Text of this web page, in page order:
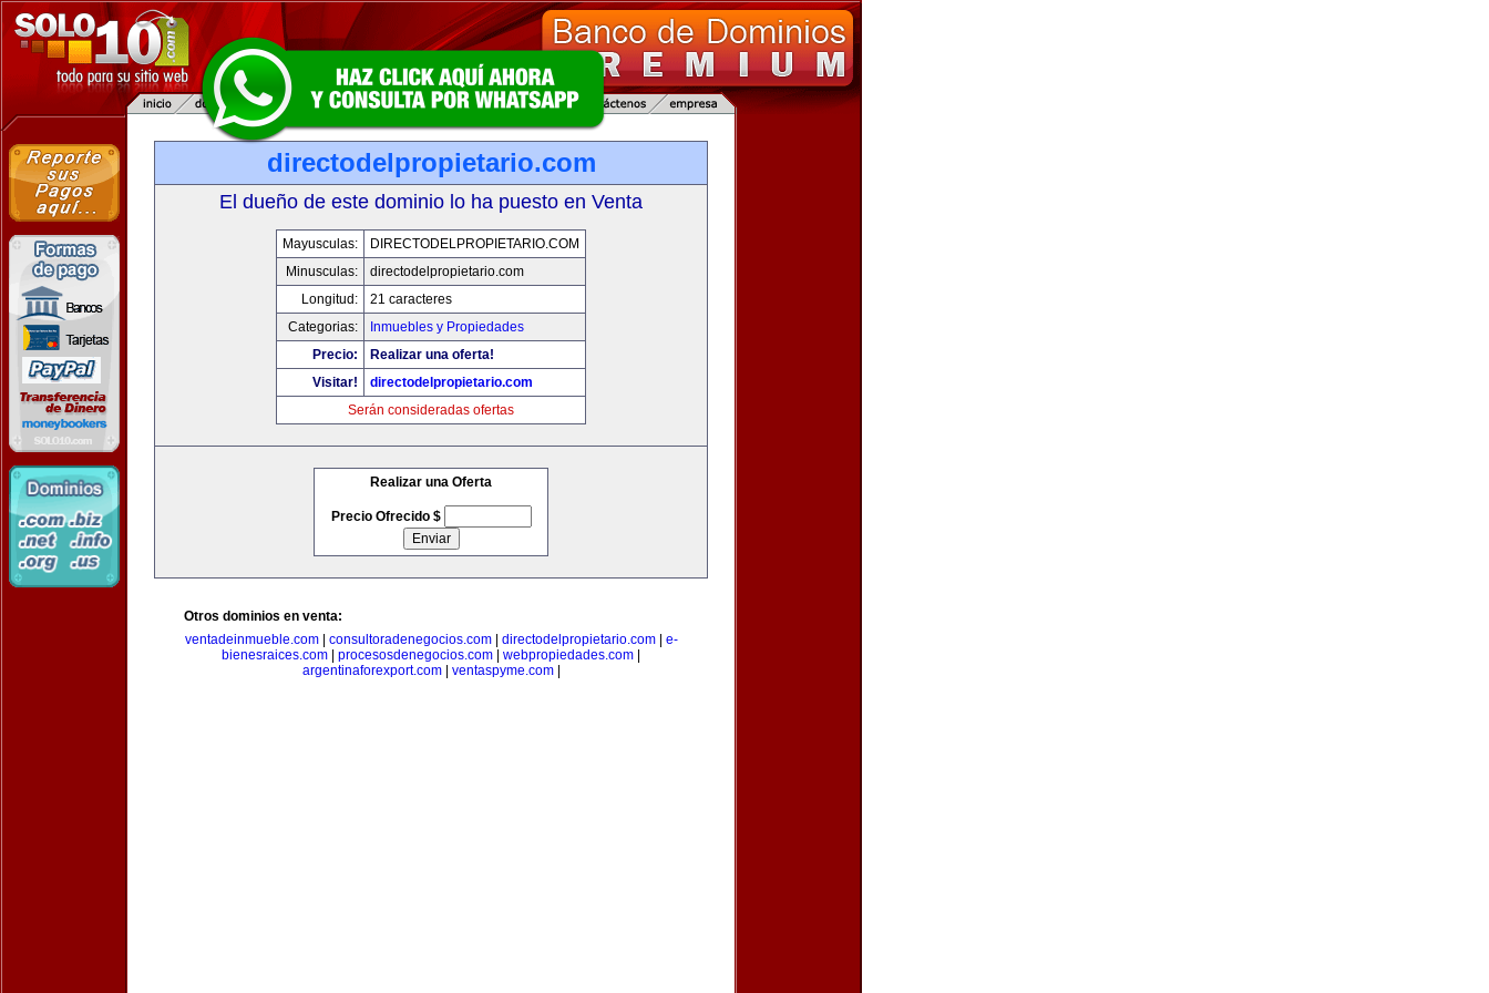
directodelpropietario.com
El dueño de este dominio lo ha puesto en Venta
Mayusculas:
DIRECTODELPROPIETARIO.COM
Minusculas:
directodelpropietario.com
Longitud:
21 caracteres
Categorias:
Inmuebles y Propiedades
Precio:
Realizar una oferta!
Visitar!
directodelpropietario.com
Serán consideradas ofertas
Realizar una Oferta
Precio Ofrecido $
Otros dominios en venta:
ventadeinmueble.com| consultoradenegocios.com| directodelpropietario.com| e-
bienesraices.com
procesosdenegocios.com webpropiedades.com
argentinaforexport.com| ventaspyme.com|